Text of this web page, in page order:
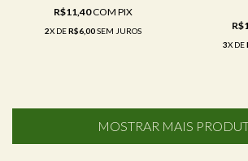
R$11,40COM PIX
2X DER$6,00SEM JUROS
3X DE
MOSTRAR MAIS